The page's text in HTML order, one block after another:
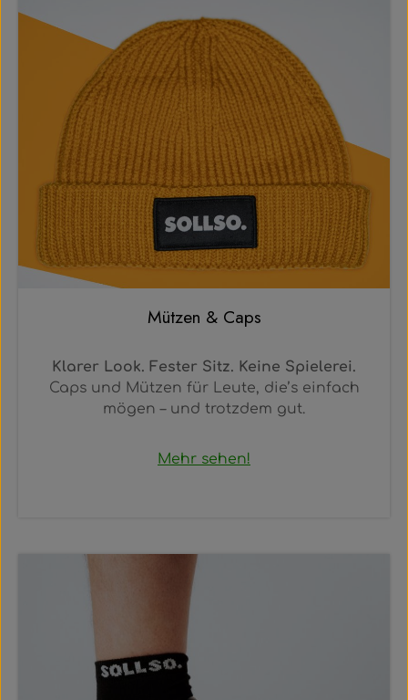
Mützen & Caps
Klarer Look. Fester Sitz. Keine Spielerei.
Caps und Mützen für Leute, die’s einfach
mögen – und trotzdem gut.
Mehr sehen!